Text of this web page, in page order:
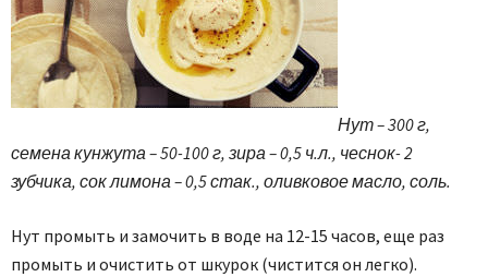
Нут – 300 г,
семена кунжута – 50-100 г, зира – 0,5 ч.л., чеснок- 2
зубчика, сок лимона – 0,5 стак., оливковое масло, соль.
Нут промыть и замочить в воде на 12-15 часов, еще раз
промыть и очистить от шкурок (чистится он легко).